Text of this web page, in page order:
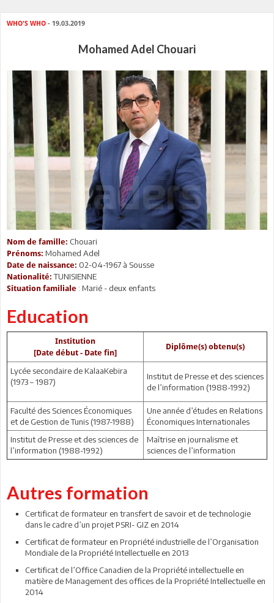
WHO'S WHO - 19.03.2019
Mohamed Adel Chouari
Nom de famille: Chouari
Prénoms: Mohamed Adel
Date de naissance: 02-04-1967 à Sousse
Nationalité:TUNISIENNE
Situation familiale : Marié - deux enfants
Education
Institution
[Date début - Date fin]
Diplôme(s) obtenu(s)
Lycée secondaire de KalaaKebira
(1973 – 1987)
Institut de Presse et des sciences
de l’information (1988-1992)
Faculté des Sciences Économiques
et de Gestion de Tunis (1987-1988)
Une année d’études en Relations
Économiques Internationales
Institut de Presse et des sciences de
l’information (1988-1992)
Maîtrise en journalisme et
sciences de l’information
Autres formation
Certificat de formateur en transfert de savoir et de technologie
dans le cadre d’un projet PSRI- GIZ en 2014
Certificat de formateur en Propriété industrielle de l’Organisation
Mondiale de la Propriété Intellectuelle en 2013
Certificat de l’Office Canadien de la Propriété intellectuelle en
matière de Management des offices de la Propriété Intellectuelle en
2014